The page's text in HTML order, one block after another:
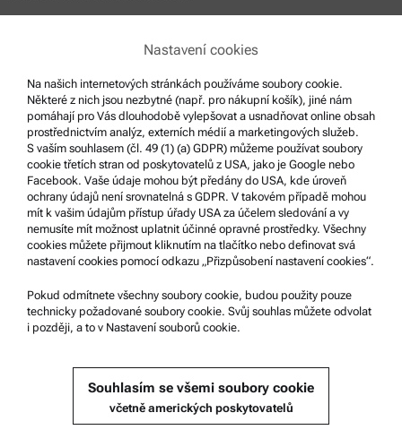
Ochranné známky
Systém oznamování nekalých praktik
Podpora produktů
Certifikovaný servis Anton Paar
Prohlášení o bezpečnosti
Technická centra společnosti Anton Paar
Informace o společnosti
Nastavení cookies
Na našich internetových stránkách používáme soubory cookie.
Některé z nich jsou nezbytné (např. pro nákupní košík), jiné nám
pomáhají pro Vás dlouhodobě vylepšovat a usnadňovat online obsah
prostřednictvím analýz, externích médií a marketingových služeb.
S vaším souhlasem (čl. 49 (1) (a) GDPR) můžeme používat soubory
cookie třetích stran od poskytovatelů z USA, jako je Google nebo
Facebook. Vaše údaje mohou být předány do USA, kde úroveň
ochrany údajů není srovnatelná s GDPR. V takovém případě mohou
mít k vašim údajům přístup úřady USA za účelem sledování a vy
nemusíte mít možnost uplatnit účinné opravné prostředky. Všechny
cookies můžete přijmout kliknutím na tlačítko nebo definovat svá
nastavení cookies pomocí odkazu „Přizpůsobení nastavení cookies“.
Pokud odmítnete všechny soubory cookie, budou použity pouze
technicky požadované soubory cookie. Svůj souhlas můžete odvolat
i později, a to v Nastavení souborů cookie.
Souhlasím se všemi soubory cookie
včetně amerických poskytovatelů